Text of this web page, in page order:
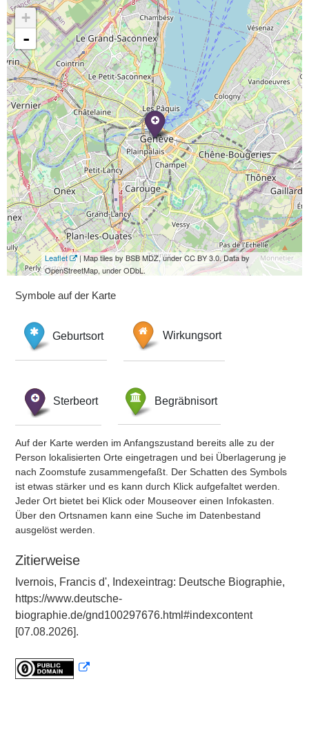
+
-
Leaflet
| Map tiles by BSB MDZ, under CC BY 3.0. Data by
OpenStreetMap, under ODbL.
Symbole auf der Karte
Geburtsort Wirkungsort
Sterbeort Begräbnisort
Auf der Karte werden im Anfangszustand bereits alle zu der
Person lokalisierten Orte eingetragen und bei Überlagerung je
nach Zoomstufe zusammengefaßt. Der Schatten des Symbols
ist etwas stärker und es kann durch Klick aufgefaltet werden.
Jeder Ort bietet bei Klick oder Mouseover einen Infokasten.
Über den Ortsnamen kann eine Suche im Datenbestand
ausgelöst werden.
Zitierweise
Ivernois, Francis d', Indexeintrag: Deutsche Biographie,
https://www.deutsche-
biographie.de/gnd100297676.html#indexcontent
[07.08.2026].